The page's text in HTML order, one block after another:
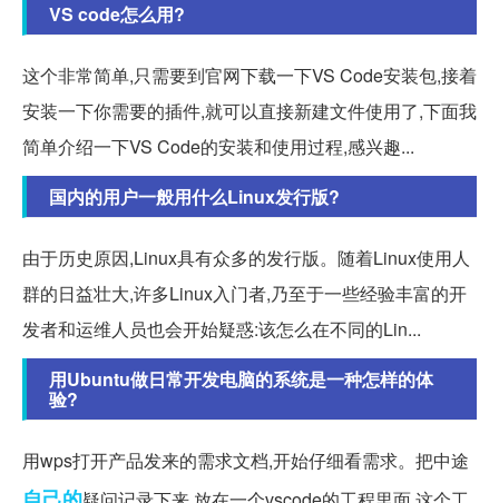
VS code怎么用?
这个非常简单,只需要到官网下载一下VS Code安装包,接着
安装一下你需要的插件,就可以直接新建文件使用了,下面我
简单介绍一下VS Code的安装和使用过程,感兴趣...
国内的用户一般用什么Linux发行版?
由于历史原因,Linux具有众多的发行版。随着Linux使用人
群的日益壮大,许多Linux入门者,乃至于一些经验丰富的开
发者和运维人员也会开始疑惑:该怎么在不同的Lin...
用Ubuntu做日常开发电脑的系统是一种怎样的体
验?
用wps打开产品发来的需求文档,开始仔细看需求。把中途